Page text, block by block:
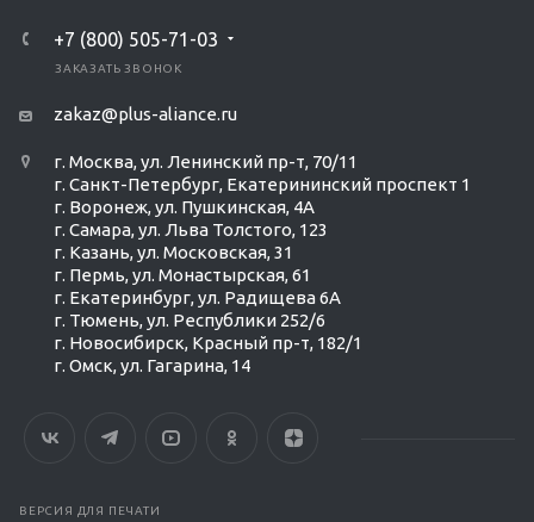
+7 (800) 505-71-03
ЗАКАЗАТЬ ЗВОНОК
zakaz@plus-aliance.ru
г. Москва, ул. Ленинский пр-т, 70/11
г. Санкт-Петербург, Екатерининский проспект 1
г. Воронеж, ул. Пушкинская, 4А
г. Самара, ул. Льва Толстого, 123
г. Казань, ул. Московская, 31
г. Пермь, ул. Монастырская, 61
г. Екатеринбург, ул. Радищева 6А
г. Тюмень, ул. Республики 252/6
г. Новосибирск, Красный пр-т, 182/1
г. Омск, ул. ​Гагарина, 14
ВЕРСИЯ ДЛЯ ПЕЧАТИ